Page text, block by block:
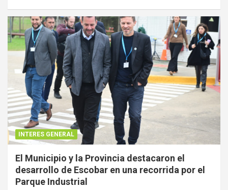
INTERES GENERAL
El Municipio y la Provincia destacaron el
desarrollo de Escobar en una recorrida por el
Parque Industrial